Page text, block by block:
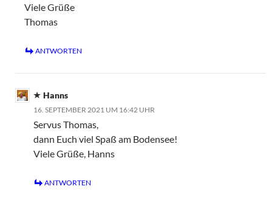
Viele Grüße
Thomas
ANTWORTEN
Hanns
16. SEPTEMBER 2021 UM 16:42 UHR
Servus Thomas,
dann Euch viel Spaß am Bodensee!
Viele Grüße, Hanns
ANTWORTEN